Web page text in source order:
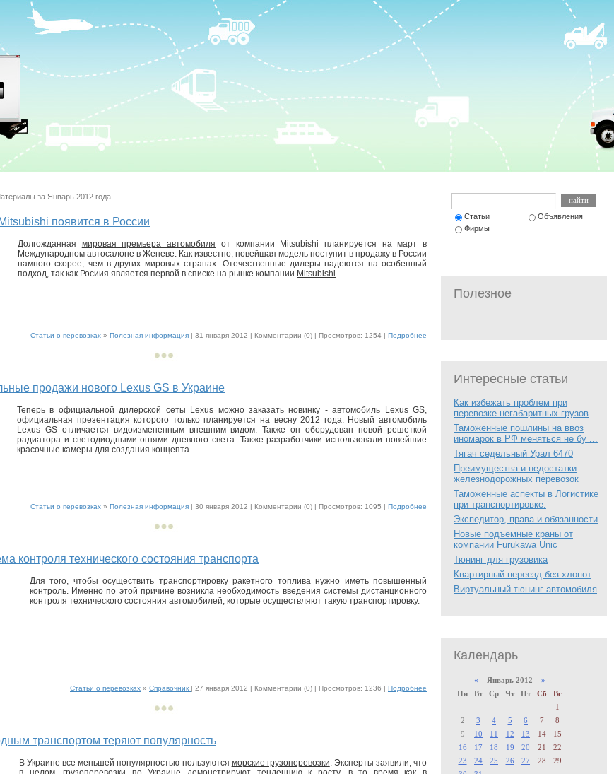
за Январь 2012 года
появится в России
Долгожданная мировая премьера автомобиля от компании Mitsubishi планируется на март в
Международном автосалоне в Женеве. Как известно, новейшая модель поступит в продажу в России
намного скорее, чем в других мировых странах. Отечественные дилеры надеются на особенный
подход, так как Росиия является первой в списке на рынке компании Mitsubishi.
Статьи о перевозках » Полезная информация | 31 января 2012 | Комментарии (0) | Просмотров: 1254 | Подробнее
продажи нового Lexus GS в Украине
Теперь в официальной дилерской сеты Lexus можно заказать новинку -автомобиль Lexus GS,
официальная презентация которого только планируется на весну 2012 года. Новый автомобиль
Lexus GS отличается видоизмененным внешним видом. Также он оборудован новой решеткой
радиатора и светодиодными огнями дневного света. Также разработчики использовали новейшие
красочные камеры для создания концепта.
Статьи о перевозках » Полезная информация | 30 января 2012 | Комментарии (0) | Просмотров: 1095 | Подробнее
контроля технического состояния транспорта
Для того, чтобы осуществить транспортировку ракетного топливанужно иметь повышенный
контроль. Именно по этой причине возникла необходимость введения системы дистанционного
контроля технического состояния автомобилей, которые осуществляют такую транспортировку.
Статьи о перевозках » Справочник | 27 января 2012 | Комментарии (0) | Просмотров: 1236 | Подробнее
транспортом теряют популярность
В Украине все меньшей популярностью пользуются морские грузоперевозки. Эксперты заявили, что
Статьи
Объявления
Фирмы
Полезное
Интересные статьи
Как избежать проблем при
перевозке негабаритных грузов
Таможенные пошлины на ввоз
иномарок в РФ меняться не бу ...
Тягач седельный Урал 6470
Преимущества и недостатки
железнодорожных перевозок
Таможенные аспекты в Логистике
при транспортировке.
Экспедитор, права и обязанности
Новые подъемные краны от
компании Furukawa Unic
Тюнинг для грузовика
Квартирный переезд без хлопот
Виртуальный тюнинг автомобиля
Календарь
« Январь 2012 »
Пн
Вт Ср Чт Пт Сб
Вс
1
2
3 4 5 6 7
8
9
10 11 12 13 14
15
16
17 18 19 20 21
22
23
24 25 26 27 28
29